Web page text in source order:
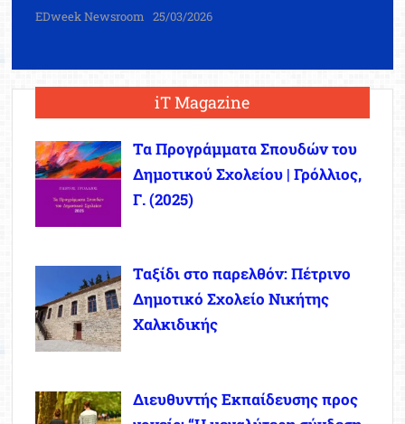
EDweek Newsroom 25/03/2026
iT Magazine
Τα Προγράμματα Σπουδών του
Δημοτικού Σχολείου | Γρόλλιος,
Γ. (2025)
Ταξίδι στο παρελθόν: Πέτρινο
Δημοτικό Σχολείο Νικήτης
Χαλκιδικής
Διευθυντής Εκπαίδευσης προς